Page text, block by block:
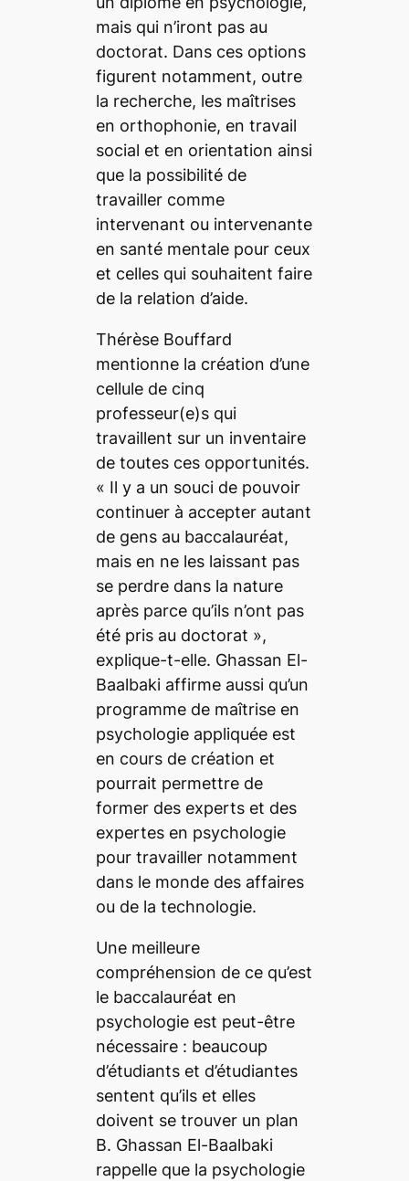
mais qui n’iront pas au
doctorat. Dans ces options
figurent notamment, outre
la recherche, les maîtrises
en orthophonie, en travail
social et en orientation ainsi
que la possibilité de
travailler comme
intervenant ou intervenante
en santé mentale pour ceux
et celles qui souhaitent faire
de la relation d’aide.
Thérèse Bouffard
mentionne la création d’une
cellule de cinq
professeur(e)s qui
travaillent sur un inventaire
de toutes ces opportunités.
« Il y a un souci de pouvoir
continuer à accepter autant
de gens au baccalauréat,
mais en ne les laissant pas
se perdre dans la nature
après parce qu’ils n’ont pas
été pris au doctorat »,
explique-t-elle. Ghassan El-
Baalbaki affirme aussi qu’un
programme de maîtrise en
psychologie appliquée est
en cours de création et
pourrait permettre de
former des experts et des
expertes en psychologie
pour travailler notamment
dans le monde des affaires
ou de la technologie.
Une meilleure
compréhension de ce qu’est
le baccalauréat en
psychologie est peut-être
nécessaire : beaucoup
d’étudiants et d’étudiantes
sentent qu’ils et elles
doivent se trouver un plan
B. Ghassan El-Baalbaki
rappelle que la psychologie